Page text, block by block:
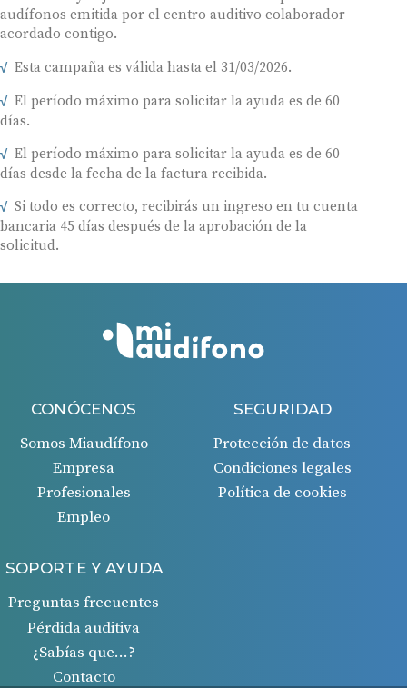
audífonos emitida por el centro auditivo colaborador
acordado contigo.
Esta campaña es válida hasta el 31/03/2026.
El período máximo para solicitar la ayuda es de 60
días.
El período máximo para solicitar la ayuda es de 60
días desde la fecha de la factura recibida.
Si todo es correcto, recibirás un ingreso en tu cuenta
bancaria 45 días después de la aprobación de la
solicitud.
CONÓCENOS
Somos Miaudífono
Empresa
Profesionales
Empleo
SEGURIDAD
Protección de datos
Condiciones legales
Política de cookies
SOPORTE Y AYUDA
Preguntas frecuentes
Pérdida auditiva
¿Sabías que…?
Contacto